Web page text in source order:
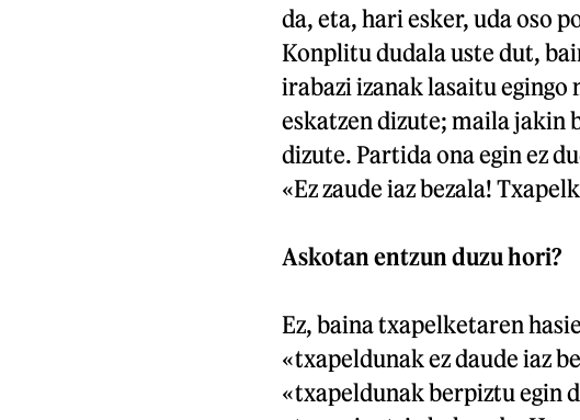
da, eta, hari esker, uda oso
Konplitu dudala uste dut,
irabazi izanak lasaitu egingo
eskatzen dizute; maila jakin
dizute. Partida ona egin ez
«Ez zaude iaz bezala!
Askotan entzun duzu hori?
Ez, baina txapelketaren
«txapeldunak ez daude iaz
«txapeldunak berpiztu egin